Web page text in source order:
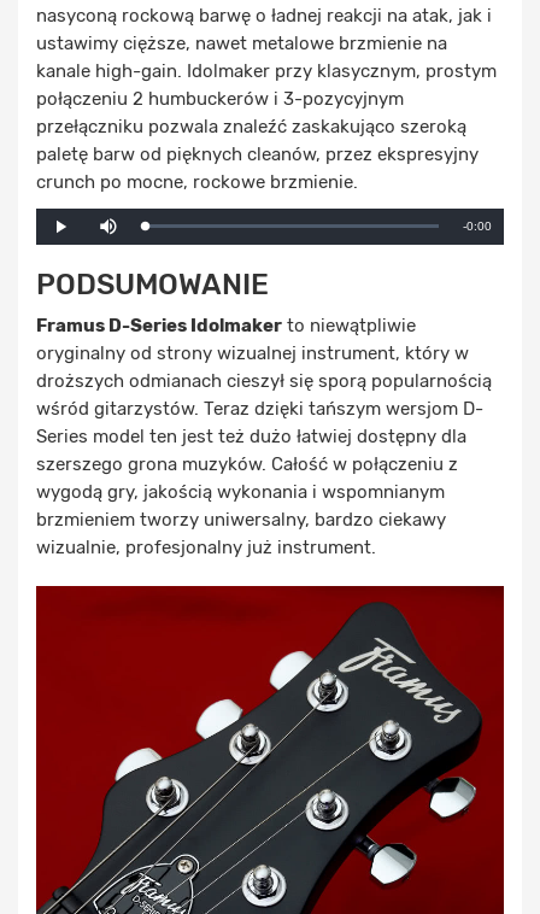
nasyconą rockową barwę o ładnej reakcji na atak, jak i
ustawimy cięższe, nawet metalowe brzmienie na
kanale high-gain. Idolmaker przy klasycznym, prostym
połączeniu 2 humbuckerów i 3-pozycyjnym
przełączniku pozwala znaleźć zaskakująco szeroką
paletę barw od pięknych cleanów, przez ekspresyjny
crunch po mocne, rockowe brzmienie.
Play
Loaded:
0%
Progress:
0%
Remaining
-0:00
PODSUMOWANIE
Framus D-Series Idolmaker to niewątpliwie
oryginalny od strony wizualnej instrument, który w
droższych odmianach cieszył się sporą popularnością
wśród gitarzystów. Teraz dzięki tańszym wersjom D-
Series model ten jest też dużo łatwiej dostępny dla
szerszego grona muzyków. Całość w połączeniu z
wygodą gry, jakością wykonania i wspomnianym
brzmieniem tworzy uniwersalny, bardzo ciekawy
wizualnie, profesjonalny już instrument.